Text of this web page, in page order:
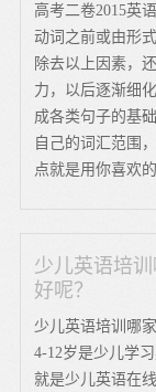
高考二卷2015英
动词之前或由形
除去以上因素，
力，以后逐渐细
成各类句子的基
自己的词汇范围
点就是用你喜欢的
少儿英语培
好呢？
少儿英语培训哪
4-12岁是少儿学
就是少儿英语在